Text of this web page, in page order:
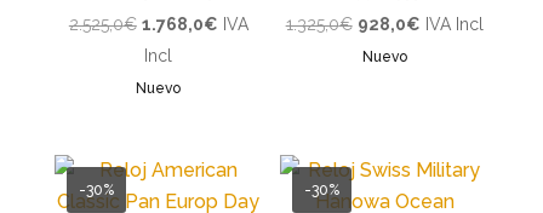
2.525,0€ El
precio
original
1.768,0€ElIVA
Incl
Nuevo
1.325,0€ El
precio
928,0€ElIVA Incl
Nuevo
-30% -30%